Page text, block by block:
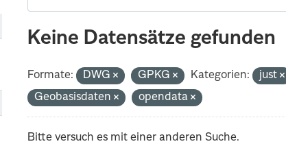
Keine Datensätze gefunden
Formate: DWG GPKG Kategorien: just
Geobasisdaten
opendata
Bitte versuch es mit einer anderen Suche.